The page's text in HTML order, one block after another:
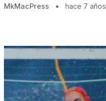
MkMacPress • hace 7 años